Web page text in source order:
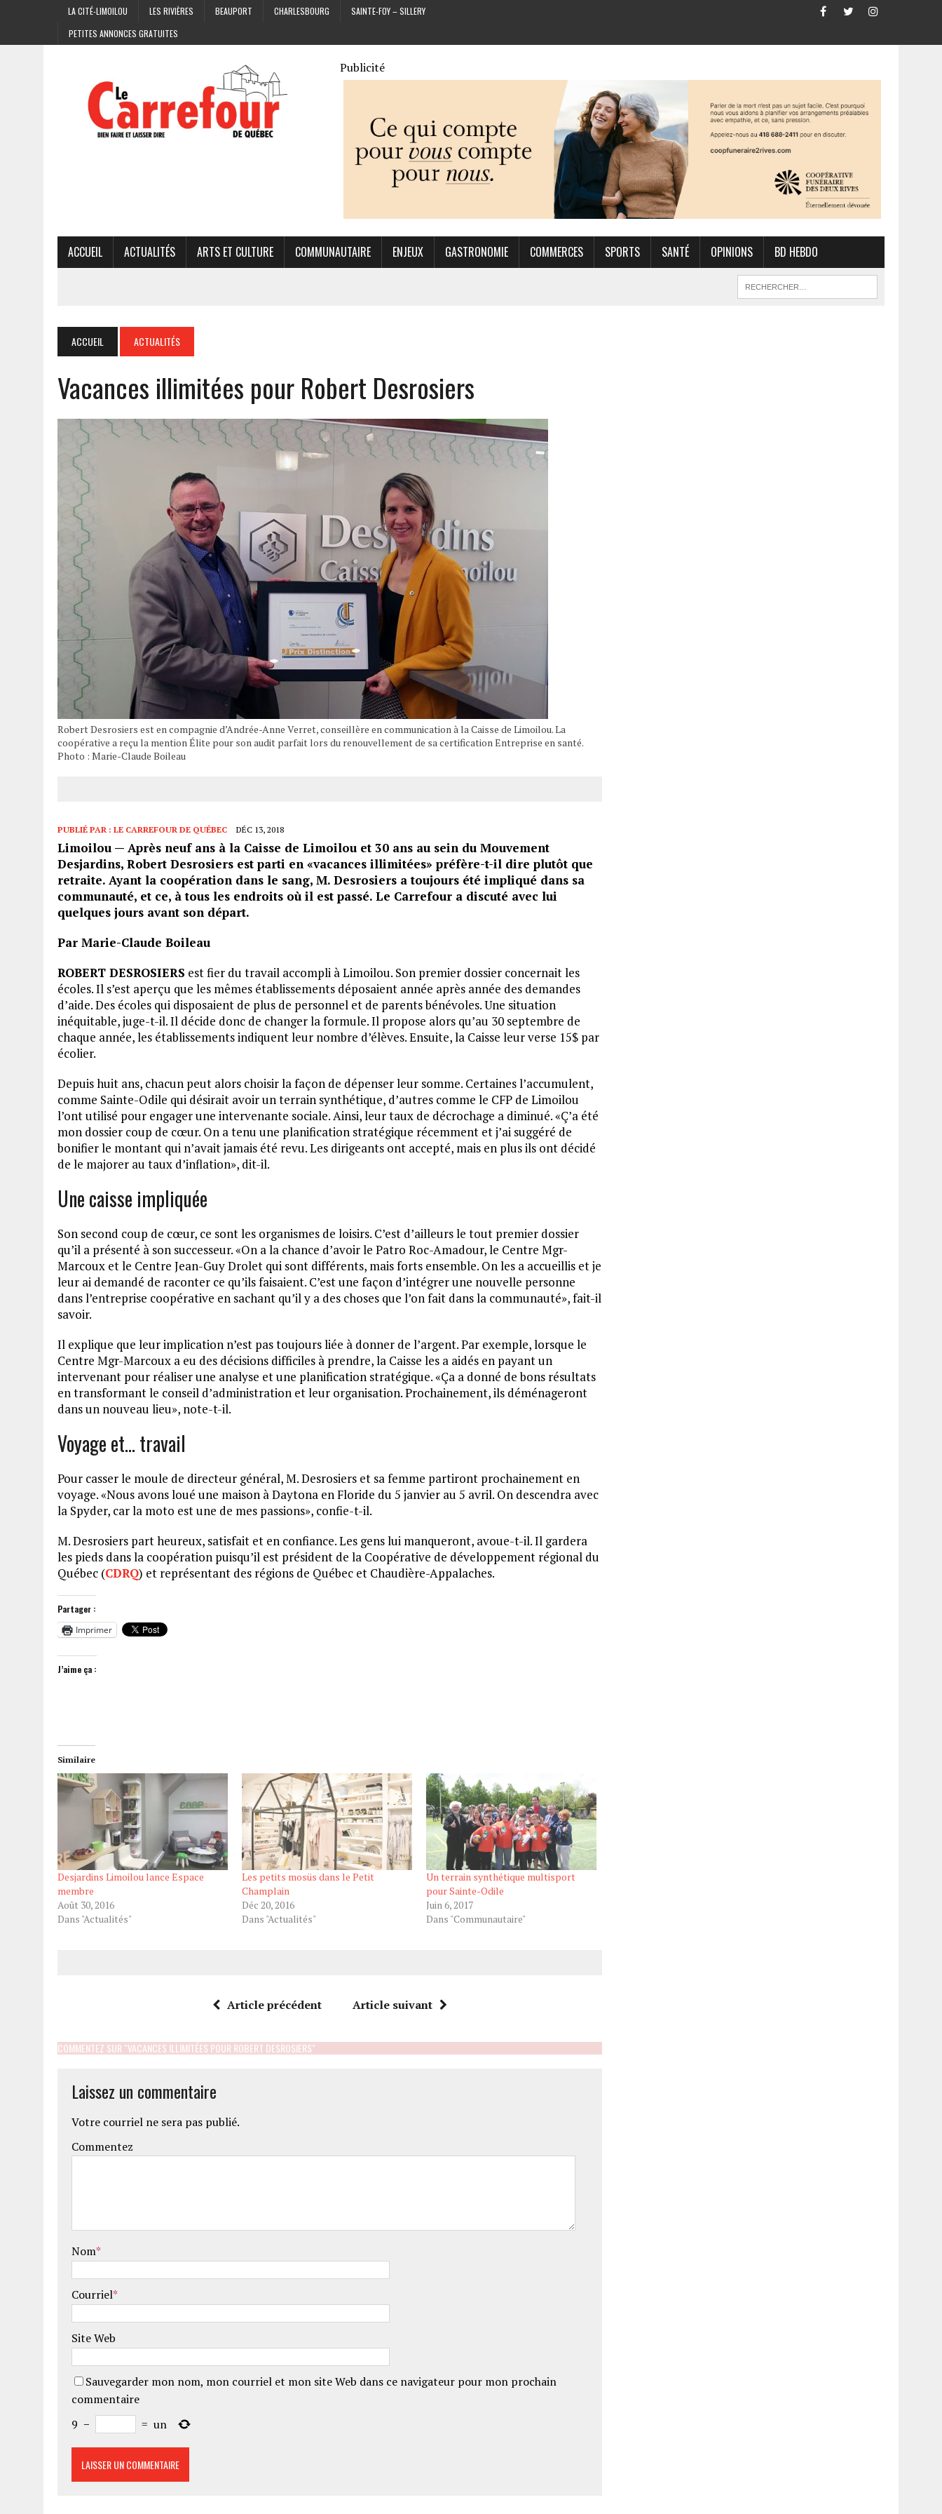
LA CITÉ-LIMOILOU LES RIVIÈRES BEAUPORT CHARLESBOURG
SAINTE-FOY – SILLERY
PETITES ANNONCES GRATUITES
Publicité
ACCUEIL ACTUALITÉS ARTS ET CULTURE COMMUNAUTAIRE ENJEUX GASTRONOMIE COMMERCES SPORTS SANTÉ OPINIONS BD HEBDO
ACCUEIL ACTUALITÉS
Vacances illimitées pour Robert Desrosiers
Robert Desrosiers est en compagnie d’Andrée-Anne Verret, conseillère en communication à la Caisse de Limoilou. La
coopérative a reçu la mention Élite pour son audit parfait lors du renouvellement de sa certification Entreprise en santé.
Photo : Marie-Claude Boileau
PUBLIÉ PAR : LE CARREFOUR DE QUÉBEC DÉC 13, 2018
Limoilou — Après neuf ans à la Caisse de Limoilou et 30 ans au sein du Mouvement
Desjardins, Robert Desrosiers est parti en «vacances illimitées» préfère-t-il dire plutôt que
retraite. Ayant la coopération dans le sang, M. Desrosiers a toujours été impliqué dans sa
communauté, et ce, à tous les endroits où il est passé. Le Carrefour a discuté avec lui
quelques jours avant son départ.
Par Marie-Claude Boileau
ROBERT DESROSIERS est fier du travail accompli à Limoilou. Son premier dossier concernait les
écoles. Il s’est aperçu que les mêmes établissements déposaient année après année des demandes
d’aide. Des écoles qui disposaient de plus de personnel et de parents bénévoles. Une situation
inéquitable, juge-t-il. Il décide donc de changer la formule. Il propose alors qu’au 30 septembre de
chaque année, les établissements indiquent leur nombre d’élèves. Ensuite, la Caisse leur verse 15$ par
écolier.
Depuis huit ans, chacun peut alors choisir la façon de dépenser leur somme. Certaines l’accumulent,
comme Sainte-Odile qui désirait avoir un terrain synthétique, d’autres comme le CFP de Limoilou
l’ont utilisé pour engager une intervenante sociale. Ainsi, leur taux de décrochage a diminué. «Ç’a été
mon dossier coup de cœur. On a tenu une planification stratégique récemment et j’ai suggéré de
bonifier le montant qui n’avait jamais été revu. Les dirigeants ont accepté, mais en plus ils ont décidé
de le majorer au taux d’inflation», dit-il.
Une caisse impliquée
Son second coup de cœur, ce sont les organismes de loisirs. C’est d’ailleurs le tout premier dossier
qu’il a présenté à son successeur. «On a la chance d’avoir le Patro Roc-Amadour, le Centre Mgr-
Marcoux et le Centre Jean-Guy Drolet qui sont différents, mais forts ensemble. On les a accueillis et je
leur ai demandé de raconter ce qu’ils faisaient. C’est une façon d’intégrer une nouvelle personne
dans l’entreprise coopérative en sachant qu’il y a des choses que l’on fait dans la communauté», fait-il
savoir.
Il explique que leur implication n’est pas toujours liée à donner de l’argent. Par exemple, lorsque le
Centre Mgr-Marcoux a eu des décisions difficiles à prendre, la Caisse les a aidés en payant un
intervenant pour réaliser une analyse et une planification stratégique. «Ça a donné de bons résultats
en transformant le conseil d’administration et leur organisation. Prochainement, ils déménageront
dans un nouveau lieu», note-t-il.
Voyage et… travail
Pour casser le moule de directeur général, M. Desrosiers et sa femme partiront prochainement en
voyage. «Nous avons loué une maison à Daytona en Floride du 5 janvier au 5 avril. On descendra avec
la Spyder, car la moto est une de mes passions», confie-t-il.
M. Desrosiers part heureux, satisfait et en confiance. Les gens lui manqueront, avoue-t-il. Il gardera
les pieds dans la coopération puisqu’il est président de la Coopérative de développement régional du
Québec (CDRQ) et représentant des régions de Québec et Chaudière-Appalaches.
Partager :
Imprimer
J’aime ça :
Similaire
Desjardins Limoilou lance Espace
membre
Août 30, 2016
Dans "Actualités"
Les petits mosüs dans le Petit
Champlain
Déc 20, 2016
Dans "Actualités"
Un terrain synthétique multisport
pour Sainte-Odile
Juin 6, 2017
Dans "Communautaire"
Article précédent Article suivant
COMMENTEZ SUR "VACANCES ILLIMITÉES POUR ROBERT DESROSIERS"
Laissez un commentaire
Votre courriel ne sera pas publié.
Commentez
Nom*
Courriel*
Site Web
Sauvegarder mon nom, mon courriel et mon site Web dans ce navigateur pour mon prochain
commentaire
9 − = un